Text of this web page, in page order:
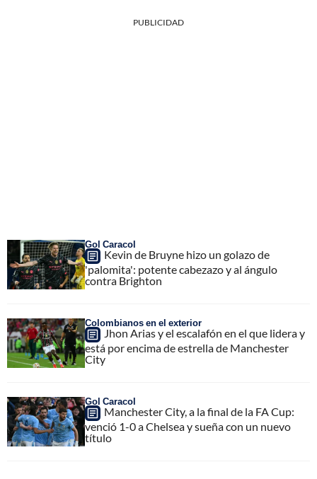
PUBLICIDAD
Gol Caracol
Kevin de Bruyne hizo un golazo de
'palomita': potente cabezazo y al ángulo
contra Brighton
Colombianos en el exterior
Jhon Arias y el escalafón en el que lidera y
está por encima de estrella de Manchester
City
Gol Caracol
Manchester City, a la final de la FA Cup:
venció 1-0 a Chelsea y sueña con un nuevo
título